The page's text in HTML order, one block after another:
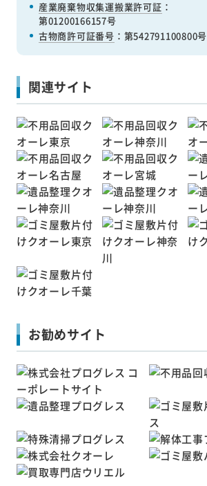
産業廃棄物収集運搬業許可証 ：
第01200166157号
古物商許可証番号 ：第542791100800号
関連サイト
お勧めサイト